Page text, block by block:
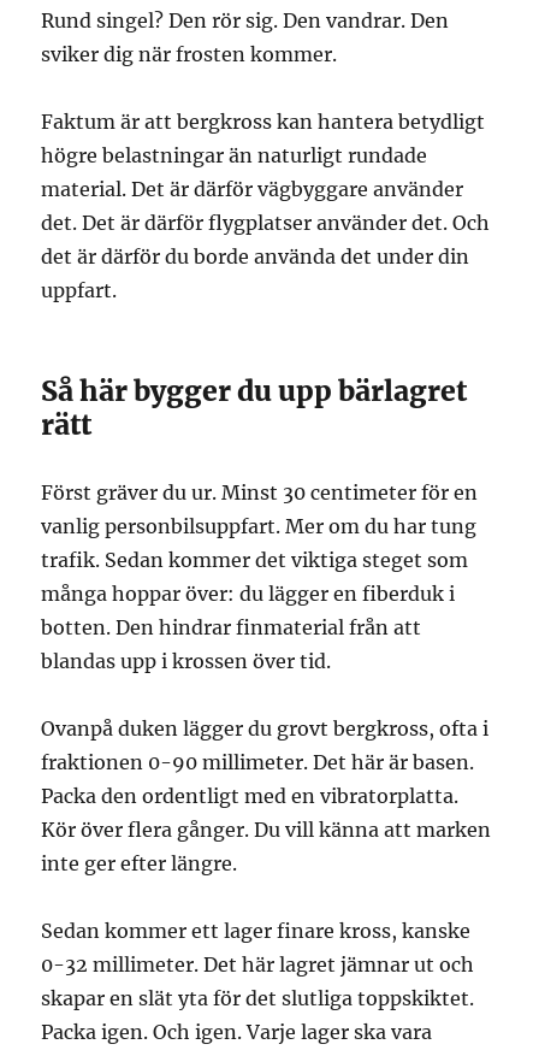
Rund singel? Den rör sig. Den vandrar. Den
sviker dig när frosten kommer.
Faktum är att bergkross kan hantera betydligt
högre belastningar än naturligt rundade
material. Det är därför vägbyggare använder
det. Det är därför flygplatser använder det. Och
det är därför du borde använda det under din
uppfart.
Så här bygger du upp bärlagret
rätt
Först gräver du ur. Minst 30 centimeter för en
vanlig personbilsuppfart. Mer om du har tung
trafik. Sedan kommer det viktiga steget som
många hoppar över: du lägger en fiberduk i
botten. Den hindrar finmaterial från att
blandas upp i krossen över tid.
Ovanpå duken lägger du grovt bergkross, ofta i
fraktionen 0-90 millimeter. Det här är basen.
Packa den ordentligt med en vibratorplatta.
Kör över flera gånger. Du vill känna att marken
inte ger efter längre.
Sedan kommer ett lager finare kross, kanske
0-32 millimeter. Det här lagret jämnar ut och
skapar en slät yta för det slutliga toppskiktet.
Packa igen. Och igen. Varje lager ska vara